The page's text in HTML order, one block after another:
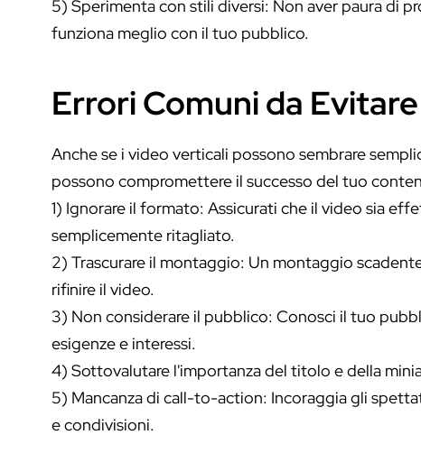
5) Sperimenta con stili diversi: Non aver paura di
funziona meglio con il tuo pubblico.
Errori Comuni da Evitare
Anche se i video verticali possono sembrare
possono compromettere il successo del tuo
1) Ignorare il formato: Assicurati che il video sia
semplicemente ritagliato.
2) Trascurare il montaggio: Un montaggio
rifinire il video.
3) Non considerare il pubblico: Conosci il tuo
esigenze e interessi.
4) Sottovalutare l'importanza del titolo e della
5) Mancanza di call-to-action: Incoraggia gli
e condivisioni.